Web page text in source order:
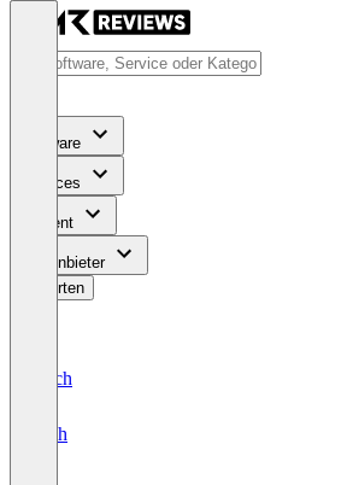
Software
Services
Content
Für Anbieter
Bewerten
Deutsch
English